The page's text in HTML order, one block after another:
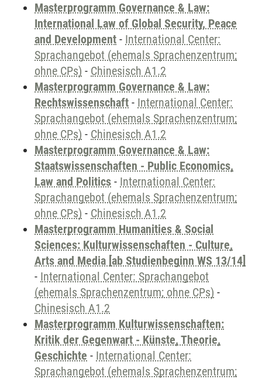
Masterprogramm Governance & Law:
International Law of Global Security, Peace
and Development - International Center:
Sprachangebot (ehemals Sprachenzentrum;
ohne CPs) - Chinesisch A1.2
Masterprogramm Governance & Law:
Rechtswissenschaft - International Center:
Sprachangebot (ehemals Sprachenzentrum;
ohne CPs) - Chinesisch A1.2
Masterprogramm Governance & Law:
Staatswissenschaften - Public Economics,
Law and Politics - International Center:
Sprachangebot (ehemals Sprachenzentrum;
ohne CPs) - Chinesisch A1.2
Masterprogramm Humanities & Social
Sciences: Kulturwissenschaften - Culture,
Arts and Media [ab Studienbeginn WS 13/14]
- International Center: Sprachangebot
(ehemals Sprachenzentrum; ohne CPs) -
Chinesisch A1.2
Masterprogramm Kulturwissenschaften:
Kritik der Gegenwart - Künste, Theorie,
Geschichte - International Center:
Sprachangebot (ehemals Sprachenzentrum;